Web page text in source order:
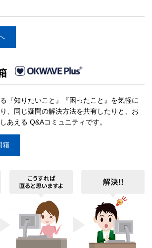
『知りたいこと』『困ったこと』を気軽に
、同じ疑問の解決方法を共有したりと、お
あえる Q&Aコミュニティです。
箱